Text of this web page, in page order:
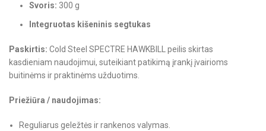
Svoris: 300 g
Integruotas kišeninis segtukas
Paskirtis: Cold Steel SPECTRE HAWKBILL peilis skirtas
kasdieniam naudojimui, suteikiant patikimą įrankį įvairioms
buitinėms ir praktinėms užduotims.
Priežiūra / naudojimas:
Reguliarus geležtės ir rankenos valymas.